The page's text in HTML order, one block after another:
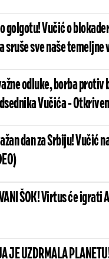
golgotu! Vučić o
sruše sve naše
odluke, borba
Vučića -
dan za Srbiju! Vučić
ŠOK! Virtus će igrati
JE UZDRMALA